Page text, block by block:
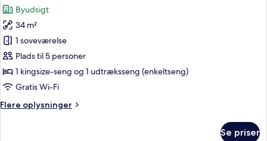
In-
Room
Treasure
Hunt
and
Kids
Activities
billeder
af
Premium-
værelse
(PIRATES
Fully
Room)
Byudsigt
34 m²
1 soveværelse
Plads til 5 personer
1 kingsize-seng og 1 udtræksseng (enkeltseng)
Gratis Wi-Fi
Flere oplysninger
Flere
Se priser